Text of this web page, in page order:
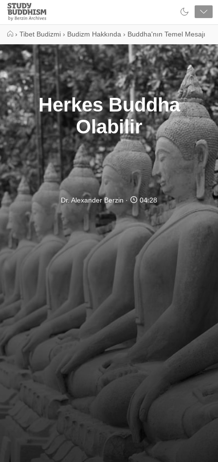
Close
Study
Buddhism
› Tibet Budizmi › Budizm Hakkında › Buddha'nın Temel Mesajı
Herkes Buddha
Olabilir
Dr. Alexander Berzin 04:28